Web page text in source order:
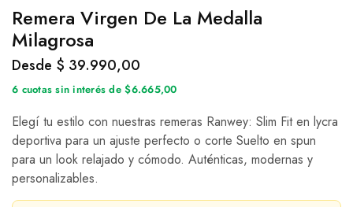
Remera Virgen De La Medalla
Milagrosa
Desde $ 39.990,00
6 cuotas sin interés de $6.665,00
Elegí tu estilo con nuestras remeras Ranwey: Slim Fit en lycra
deportiva para un ajuste perfecto o corte Suelto en spun
para un look relajado y cómodo. Auténticas, modernas y
personalizables.